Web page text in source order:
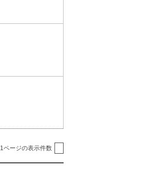
1ページの表示件数